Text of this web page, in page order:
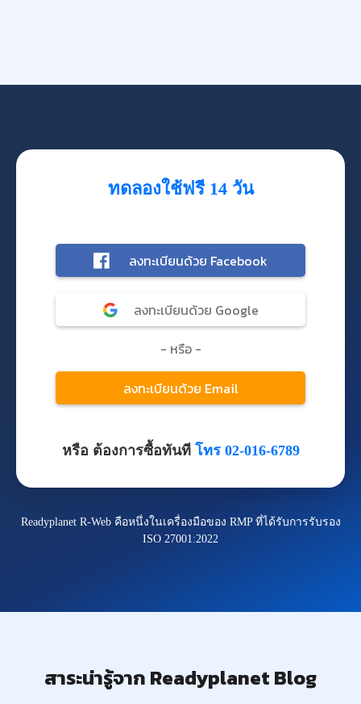
ทดลองใช้ฟรี 14 วัน
หรือ ต้องการซื้อทันที โทร 02-016-6789
Readyplanet R-Web คือหนึ่งในเครื่องมือของ RMP ที่ได้รับการรับรอง
ISO 27001:2022
สาระน่ารู้จาก Readyplanet Blog